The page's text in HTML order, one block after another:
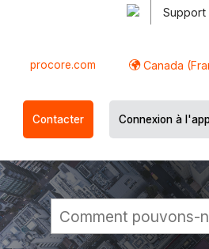
Support
procore.com Canada
Contacter Connexion à